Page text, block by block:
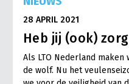
28 APRIL 2021
Heb jij (ook)
Als LTO Nederland
de wolf. Nu het